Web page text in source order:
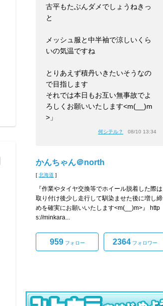
古平もたぶんダメでしょうねきっ
と
メッシュ服と中半袖で涼しいくら
いの気温ですね
とりあえず積丹いきたいそうなの
で目指します
それでは本日もお互い無事故でよ
ろしくお願いいたします<m(__)m
>」
何シテル？ 08/10 13:34
かんちゃん＠north
[ 北海道 ]
『作業やタイヤ交換等でホイール脱着した際は
取り付け後少し走行して馴染ませた後に増し締
めを確実にお願いいたします<m(__)m>』 http
s://minkara...
959フォロー 2364 フォロワー